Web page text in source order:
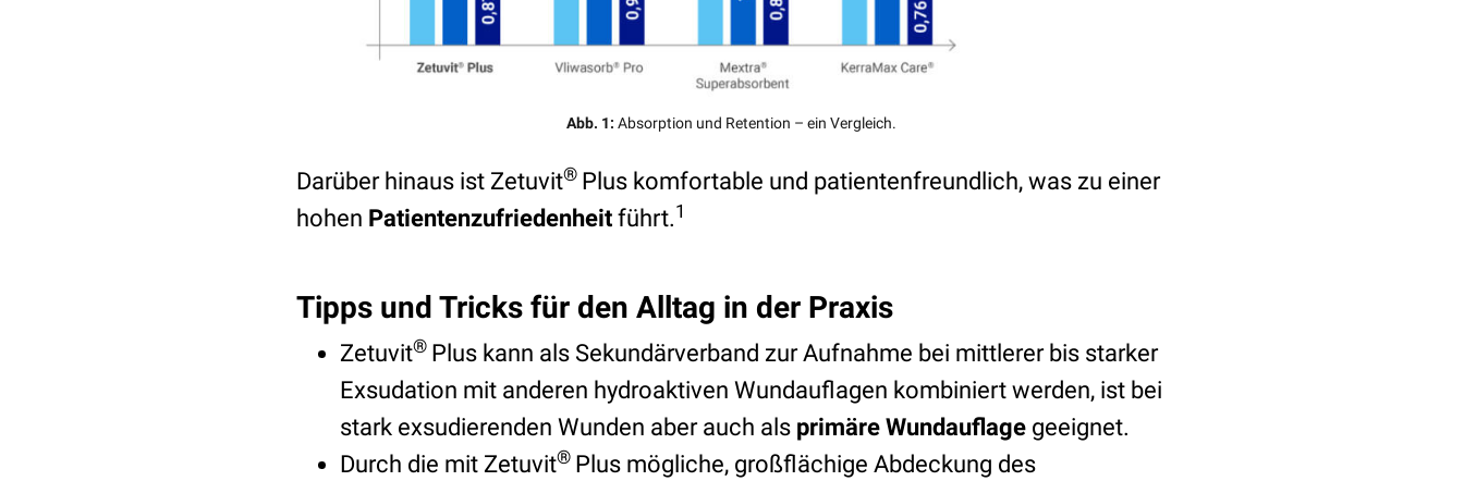
Abb. 1: Absorption und Retention – ein Vergleich.
Darüber hinaus ist Zetuvit® Plus komfortable und patientenfreundlich, was zu einer
hohen Patientenzufriedenheit führt.1
Tipps und Tricks für den Alltag in der Praxis
Zetuvit® Plus kann als Sekundärverband zur Aufnahme bei mittlerer bis starker
Exsudation mit anderen hydroaktiven Wundauflagen kombiniert werden, ist bei
stark exsudierenden Wunden aber auch als primäre Wundauflage geeignet.
Durch die mit Zetuvit® Plus mögliche, großflächige Abdeckung des